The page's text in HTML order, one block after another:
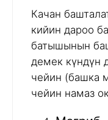
Качан
кийин дароо
батышынын
демек күндүн
чейин (башка
чейин намаз